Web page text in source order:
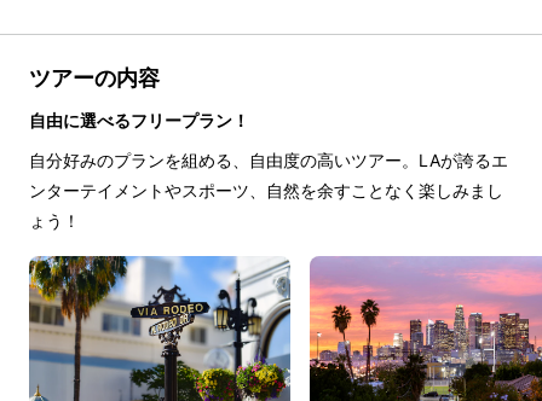
ツアーの内容
自由に選べるフリープラン！
自分好みのプランを組める、自由度の高いツアー。LAが誇るエ
ンターテイメントやスポーツ、自然を余すことなく楽しみまし
ょう！